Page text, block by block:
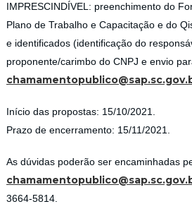
IMPRESCINDÍVEL: preenchimento do
Plano de Trabalho e Capacitação e do
e identificados (identificação do
proponente/carimbo do CNPJ e envio
Início das propostas: 15/10/2021.
Prazo de encerramento: 15/11/2021.
As dúvidas poderão ser encaminhadas
3664-5814.